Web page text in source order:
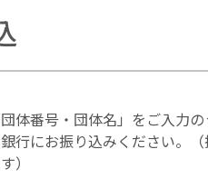
体番号・団体名」をご入力
行にお振り込みください。
）